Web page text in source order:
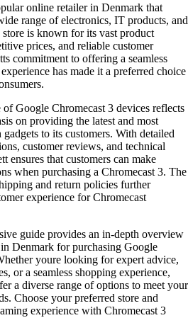
online retailer in Denmark that
range of electronics, IT products, and
store is known for its vast product
prices, and reliable customer
commitment to offering a seamless
has made it a preferred choice
Google Chromecast 3 devices reflects
on providing the latest and most
gadgets to its customers. With detailed
customer reviews, and technical
ensures that customers can make
when purchasing a Chromecast 3. The
and return policies further
experience for Chromecast
guide provides an in-depth overview
Denmark for purchasing Google
youre looking for expert advice,
or a seamless shopping experience,
a diverse range of options to meet your
Choose your preferred store and
experience with Chromecast 3